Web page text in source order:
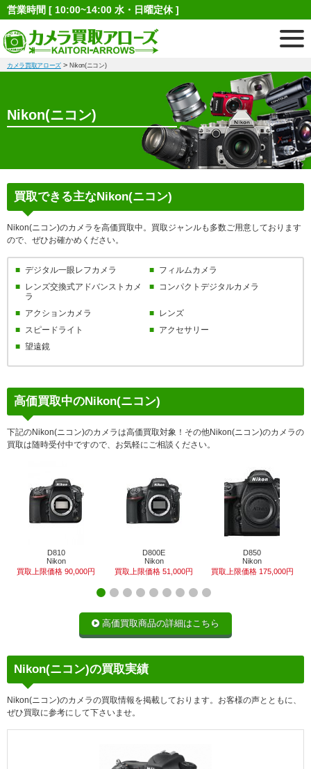
営業時間 [ 10:00~14:00 水・日曜定休 ]
カメラ買取アローズ> Nikon(ニコン)
Nikon(ニコン)
買取できる主なNikon(ニコン)
Nikon(ニコン)のカメラを高価買取中。買取ジャンルも多数ご用意しております
ので、ぜひお確かめください。
デジタル一眼レフカメラ
フィルムカメラ
レンズ交換式アドバンストカメ
ラ
コンパクトデジタルカメラ
アクションカメラ
レンズ
スピードライト
アクセサリー
望遠鏡
高価買取中のNikon(ニコン)
下記のNikon(ニコン)のカメラは高価買取対象！その他Nikon(ニコン)のカメラの
買取は随時受付中ですので、お気軽にご相談ください。
D810
Nikon
買取上限価格 90,000円
D800E
Nikon
買取上限価格 51,000円
D850
Nikon
買取上限価格 175,000円
高価買取商品の詳細はこちら
Nikon(ニコン)の買取実績
Nikon(ニコン)のカメラの買取情報を掲載しております。お客様の声とともに、
ぜひ買取に参考にして下さいませ。